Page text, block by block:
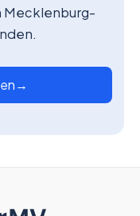
Mecklenburg-
→